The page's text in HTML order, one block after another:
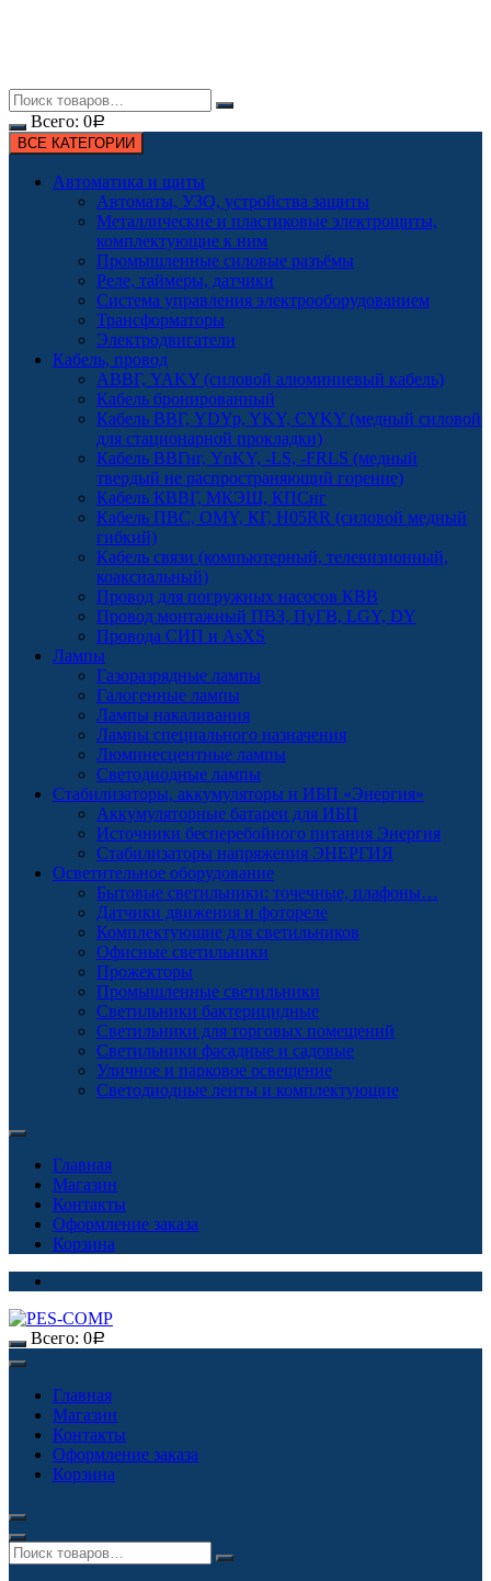
Всего: 0Р
ВСЕ КАТЕГОРИИ
Автоматика и щиты
Автоматы, УЗО, устройства защиты
Металлические и пластиковые электрощиты,
комплектующие к ним
Промышленные силовые разъёмы
Реле, таймеры, датчики
Система управления электрооборудованием
Трансформаторы
Электродвигатели
Кабель, провод
АВВГ, YAKY (силовой алюминиевый кабель)
Кабель бронированный
Кабель ВВГ, YDYp, YKY, CYKY (медный силовой
для стационарной прокладки)
Кабель ВВГнг, YnKY, -LS, -FRLS (медный
твердый не распространяющий горение)
Кабель КВВГ, МКЭШ, КПСнг
Кабель ПВС, OMY, КГ, H05RR (силовой медный
гибкий)
Кабель связи (компьютерный, телевизионный,
коаксиальный)
Провод для погружных насосов КВВ
Провод монтажный ПВЗ, ПуГВ, LGY, DY
Провода СИП и AsXS
Лампы
Газоразрядные лампы
Галогенные лампы
Лампы накаливания
Лампы специального назначения
Люминесцентные лампы
Светодиодные лампы
Стабилизаторы, аккумуляторы и ИБП «Энергия»
Аккумуляторные батареи для ИБП
Источники бесперебойного питания Энергия
Стабилизаторы напряжения ЭНЕРГИЯ
Осветительное оборудование
Бытовые светильники: точечные, плафоны…
Датчики движения и фотореле
Комплектующие для светильников
Офисные светильники
Прожекторы
Промышленные светильники
Светильники бактерицидные
Светильники для торговых помещений
Светильники фасадные и садовые
Уличное и парковое освещение
Светодиодные ленты и комплектующие
Главная
Магазин
Контакты
Оформление заказа
Корзина
Всего: 0Р
Главная
Магазин
Контакты
Оформление заказа
Корзина